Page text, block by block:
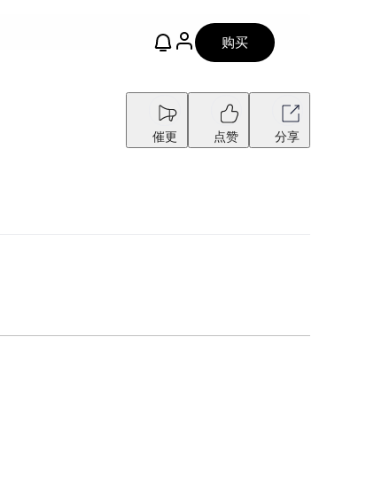
购买
催更 点赞 分享